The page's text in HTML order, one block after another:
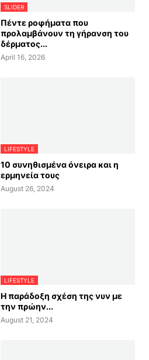
SLIDER
Πέντε ροφήματα που
προλαμβάνουν τη γήρανση του
δέρματος...
April 16, 2026
LIFESTYLE
10 συνηθισμένα όνειρα και η
ερμηνεία τους
August 26, 2024
LIFESTYLE
Η παράδοξη σχέση της νυν με
την πρώην...
August 21, 2024